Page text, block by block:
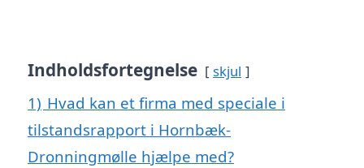
Indholdsfortegnelse skjul
1) Hvad kan et firma med speciale i
tilstandsrapport i Hornbæk-
Dronningmølle hjælpe med?